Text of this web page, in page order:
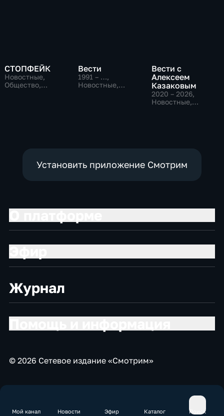
Мой канал Новости Эфир Каталог Поиск
СТОПФЕЙК
Новостные,
Общество,
Вести
1991 – …,
Новостные,
Вести с
Алексеем
Казаковым
2020 – 2026,
Новостные,
Установить приложение Смотрим
Журнал
© 2026 Сетевое издание «Смотрим»